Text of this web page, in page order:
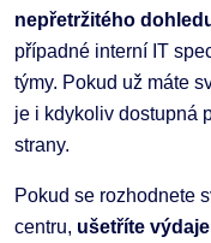
nepřetržitého
případné interní IT
týmy. Pokud už máte
je i kdykoliv dostupná
strany.
Pokud se rozhodnete
centru, ušetříte